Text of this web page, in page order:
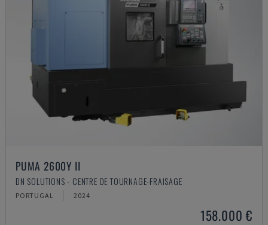
PUMA 2600Y II
DN SOLUTIONS - CENTRE DE TOURNAGE-FRAISAGE
PORTUGAL 2024
158.000 €